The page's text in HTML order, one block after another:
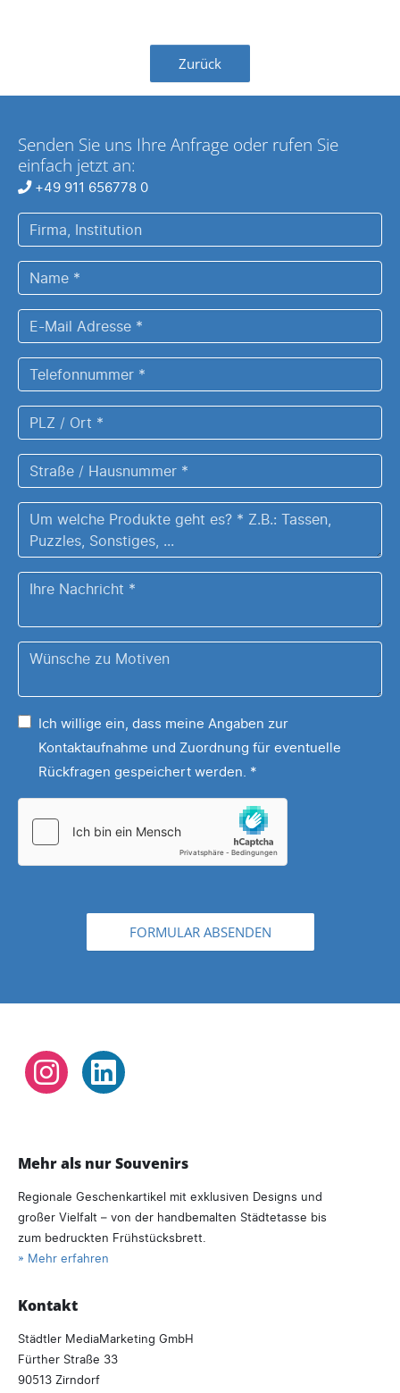
Zurück
Senden Sie uns Ihre Anfrage oder rufen Sie
einfach jetzt an:
+49 911 656778 0
Firma,
Institution
Name
*
E-
Mail
Adresse
*
Telefonnummer
*
PLZ
/
Ort
*
Straße
/
Hausnummer
Um
welche
Produkte
geht
Tassen,
...
Ihre
*
Wünsche
Ihrem
MotivIch willige ein, dass meine Angaben zur
Kontaktaufnahme und Zuordnung für eventuelle
Rückfragen gespeichert werden. *
FORMULAR ABSENDEN
Instagram LinkedIn
Mehr als nur Souvenirs
Regionale Geschenkartikel mit exklusiven Designs und
großer Vielfalt – von der handbemalten Städtetasse bis
zum bedruckten Frühstücksbrett.
» Mehr erfahren
Kontakt
Städtler MediaMarketing GmbH
Fürther Straße 33
90513 Zirndorf